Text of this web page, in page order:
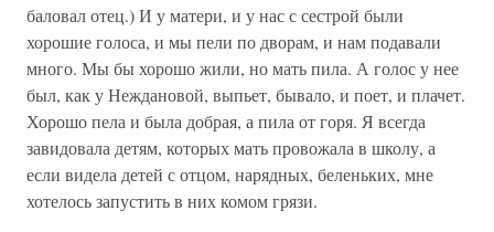
баловал отец.) И у матери, и у нас с сестрой были
хорошие голоса, и мы пели по дворам, и нам подавали
много. Мы бы хорошо жили, но мать пила. А голос у нее
был, как у Неждановой, выпьет, бывало, и поет, и плачет.
Хорошо пела и была добрая, а пила от горя. Я всегда
завидовала детям, которых мать провожала в школу, а
если видела детей с отцом, нарядных, беленьких, мне
хотелось запустить в них комом грязи.